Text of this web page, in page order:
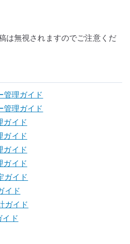
は無視されますのでご注意くだ
理ガイド
理ガイド
ガイド
ガイド
ガイド
ガイド
ガイド
イド
ガイド
ド